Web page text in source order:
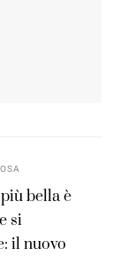
bella è
si
il nuovo